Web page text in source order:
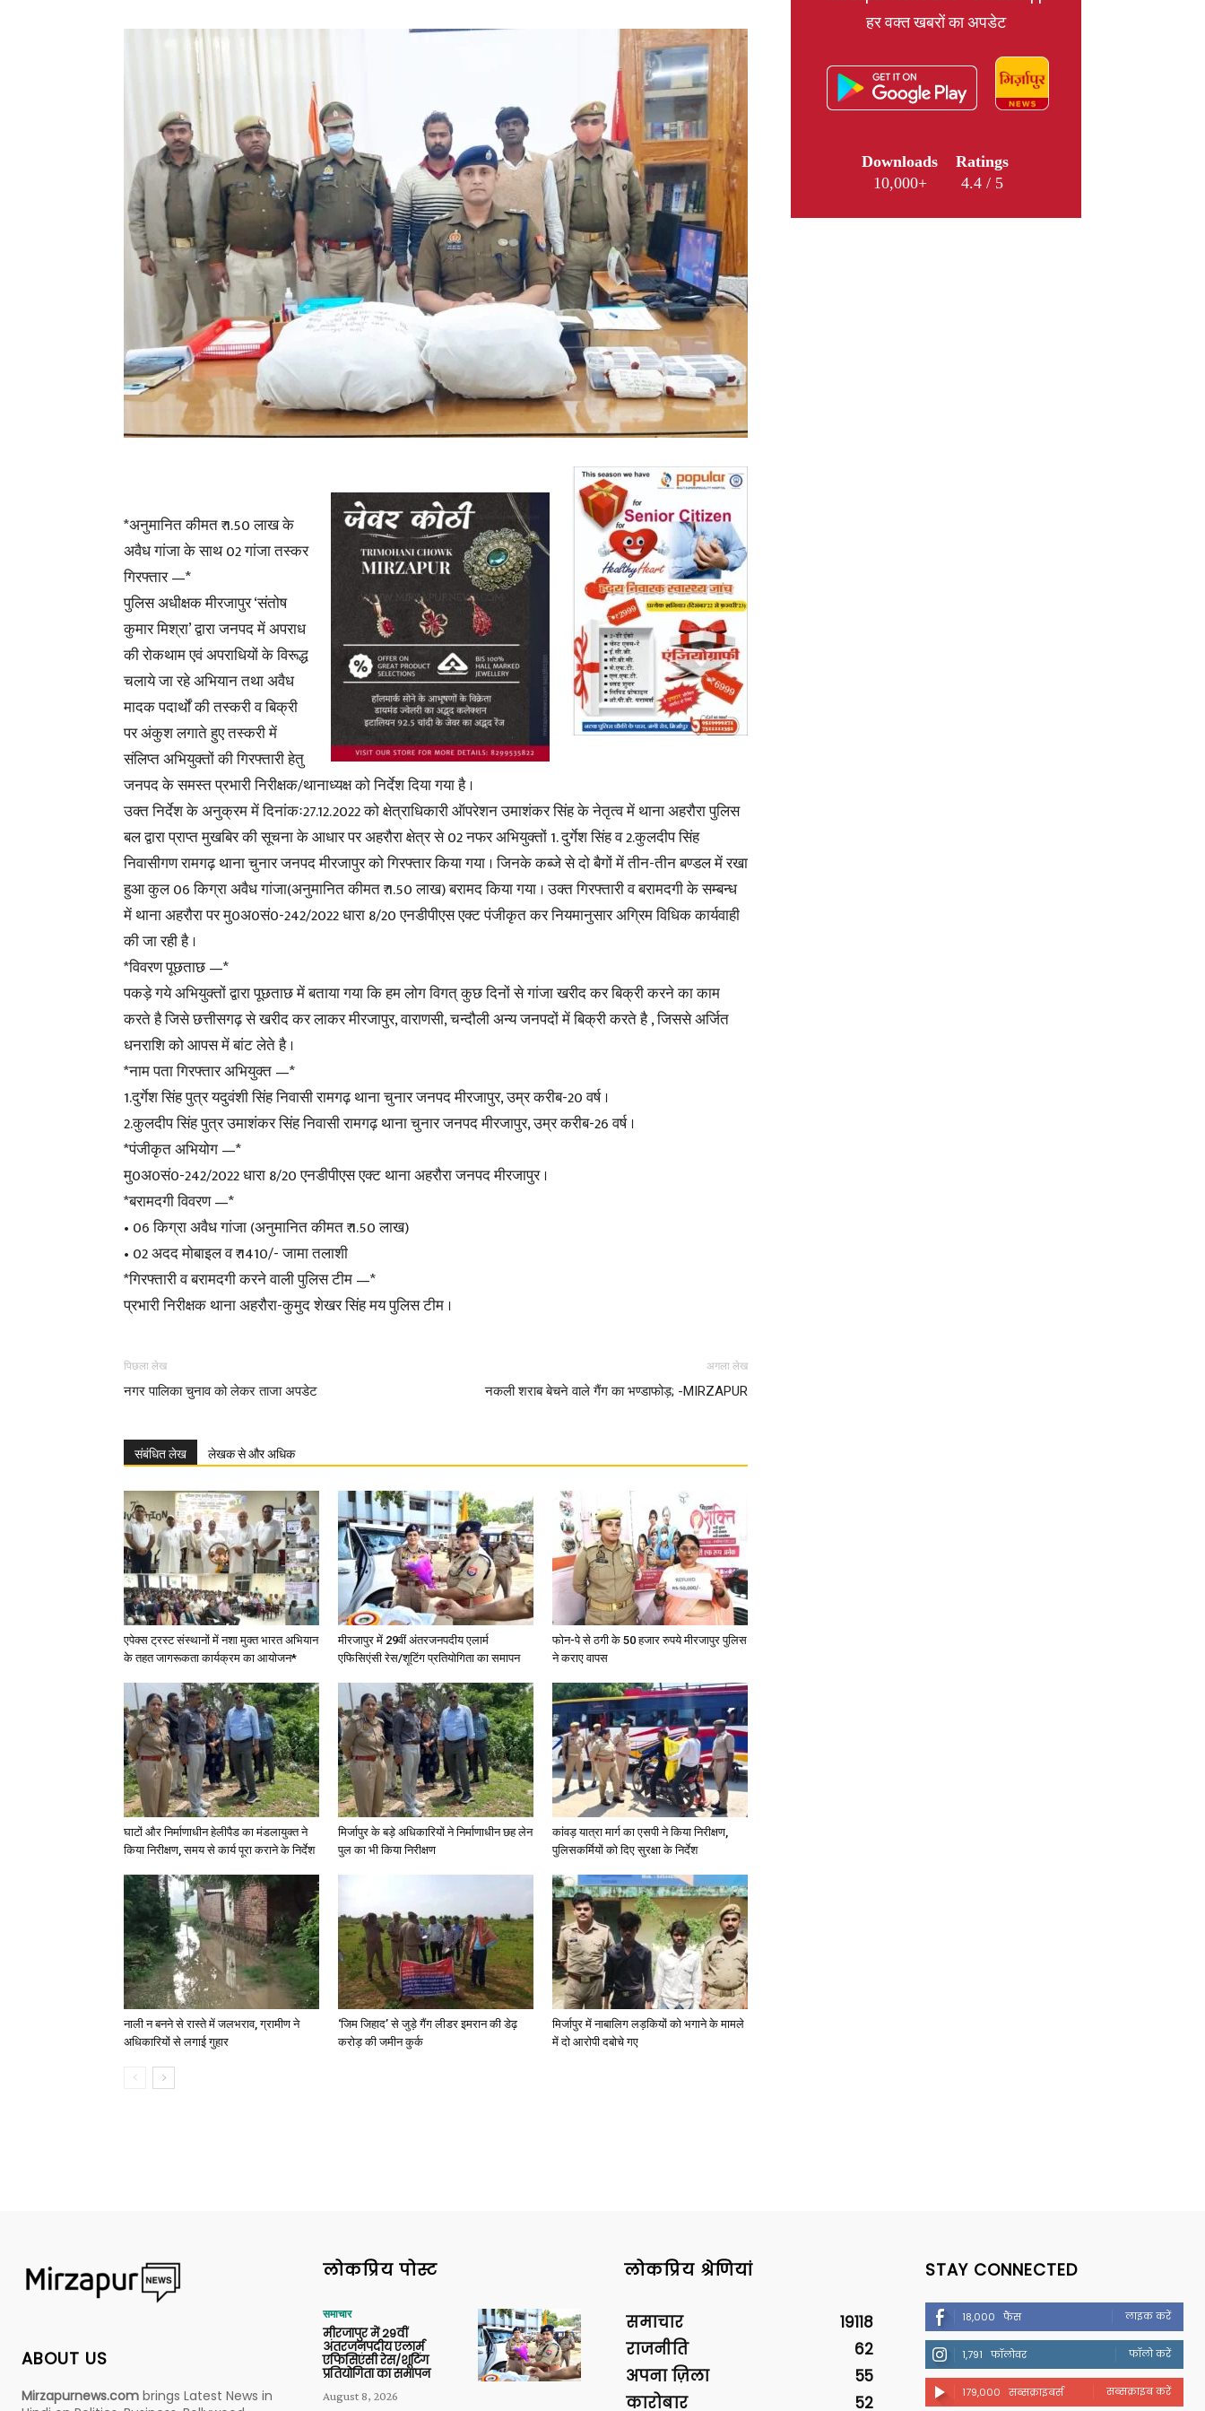
News,
Latest
News
Hindi,
Today
Hindi
News
*अनुमानित कीमत ₹ 1.50 लाख के
अवैध गांजा के साथ 02 गांजा तस्कर
गिरफ्तार —*
पुलिस अधीक्षक मीरजापुर ‘संतोष
कुमार मिश्रा’ द्वारा जनपद में अपराध
की रोकथाम एवं अपराधियों के विरूद्ध
चलाये जा रहे अभियान तथा अवैध
मादक पदार्थों की तस्करी व बिक्री
पर अंकुश लगाते हुए तस्करी में
संलिप्त अभियुक्तों की गिरफ्तारी हेतु
जनपद के समस्त प्रभारी निरीक्षक/थानाध्यक्ष को निर्देश दिया गया है ।
उक्त निर्देश के अनुक्रम में दिनांकः27.12.2022 को क्षेत्राधिकारी ऑपरेशन उमाशंकर सिंह के नेतृत्व में थाना अहरौरा पुलिस
बल द्वारा प्राप्त मुखबिर की सूचना के आधार पर अहरौरा क्षेत्र से 02 नफर अभियुक्तों 1. दुर्गेश सिंह व 2.कुलदीप सिंह
निवासीगण रामगढ़ थाना चुनार जनपद मीरजापुर को गिरफ्तार किया गया । जिनके कब्जे से दो बैगों में तीन-तीन बण्डल में रखा
हुआ कुल 06 किग्रा अवैध गांजा(अनुमानित कीमत ₹ 1.50 लाख) बरामद किया गया । उक्त गिरफ्तारी व बरामदगी के सम्बन्ध
में थाना अहरौरा पर मु0अ0सं0-242/2022 धारा 8/20 एनडीपीएस एक्ट पंजीकृत कर नियमानुसार अग्रिम विधिक कार्यवाही
की जा रही है ।
*विवरण पूछताछ —*
पकड़े गये अभियुक्तों द्वारा पूछताछ में बताया गया कि हम लोग विगत् कुछ दिनों से गांजा खरीद कर बिक्री करने का काम
करते है जिसे छत्तीसगढ़ से खरीद कर लाकर मीरजापुर, वाराणसी, चन्दौली अन्य जनपदों में बिक्री करते है , जिससे अर्जित
धनराशि को आपस में बांट लेते है ।
*नाम पता गिरफ्तार अभियुक्त —*
1.दुर्गेश सिंह पुत्र यदुवंशी सिंह निवासी रामगढ़ थाना चुनार जनपद मीरजापुर, उम्र करीब-20 वर्ष ।
2.कुलदीप सिंह पुत्र उमाशंकर सिंह निवासी रामगढ़ थाना चुनार जनपद मीरजापुर, उम्र करीब-26 वर्ष ।
*पंजीकृत अभियोग —*
मु0अ0सं0-242/2022 धारा 8/20 एनडीपीएस एक्ट थाना अहरौरा जनपद मीरजापुर ।
*बरामदगी विवरण —*
• 06 किग्रा अवैध गांजा (अनुमानित कीमत ₹ 1.50 लाख)
• 02 अदद मोबाइल व ₹ 1410/- जामा तलाशी
*गिरफ्तारी व बरामदगी करने वाली पुलिस टीम —*
प्रभारी निरीक्षक थाना अहरौरा-कुमुद शेखर सिंह मय पुलिस टीम ।
पिछला लेख
नगर पालिका चुनाव को लेकर ताजा अपडेट
अगला लेख
नकली शराब बेचने वाले गैंग का भण्डाफोड़; -MIRZAPUR
संबंधित लेख लेखक से और अधिक
एपेक्स ट्रस्ट संस्थानों में नशा मुक्त भारत अभियान
के तहत जागरूकता कार्यक्रम का आयोजन*
मीरजापुर में 29वीं अंतरजनपदीय एलार्म
एफिसिएंसी रेस/शूटिंग प्रतियोगिता का समापन
फोन-पे से ठगी के 50 हजार रुपये मीरजापुर पुलिस
ने कराए वापस
घाटों और निर्माणाधीन हेलीपैड का मंडलायुक्त ने
किया निरीक्षण, समय से कार्य पूरा कराने के निर्देश
मिर्जापुर के बड़े अधिकारियों ने निर्माणाधीन छह लेन
पुल का भी किया निरीक्षण
कांवड़ यात्रा मार्ग का एसपी ने किया निरीक्षण,
पुलिसकर्मियों को दिए सुरक्षा के निर्देश
नाली न बनने से रास्ते में जलभराव, ग्रामीण ने
अधिकारियों से लगाई गुहार
‘जिम जिहाद’ से जुड़े गैंग लीडर इमरान की डेढ़
करोड़ की जमीन कुर्क
मिर्जापुर में नाबालिग लड़कियों को भगाने के मामले
में दो आरोपी दबोचे गए
हर वक्त खबरों का अपडेट
Downloads
10,000+
Ratings
4.4 / 5
ABOUT US
Mirzapurnews.com brings Latest News in
लोकप्रिय पोस्ट
समाचार
मीरजापुर में 29वीं
अंतरजनपदीय एलार्म
एफिसिएंसी रेस/शूटिंग
प्रतियोगिता का समापन
August 8, 2026
लोकप्रिय श्रेणियां
समाचार
19118
राजनीति
62
अपना ज़िला
55
कारोबार
52
STAY CONNECTED
18,000 फैंस लाइक करें
1,791 फॉलोवर फॉलो करें
179,000 सब्सक्राइबर्स सब्सक्राइब करें